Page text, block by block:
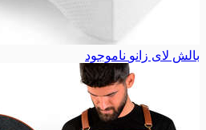
بالش لای زانو ناموجود